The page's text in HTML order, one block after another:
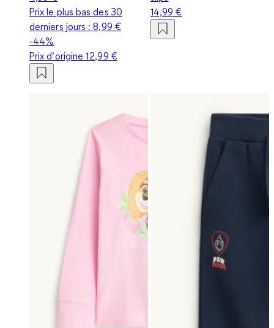
Prix le plus bas des 30
derniers jours :8,99 €
-44%
Prix d‘origine12,99 €
14,99 €